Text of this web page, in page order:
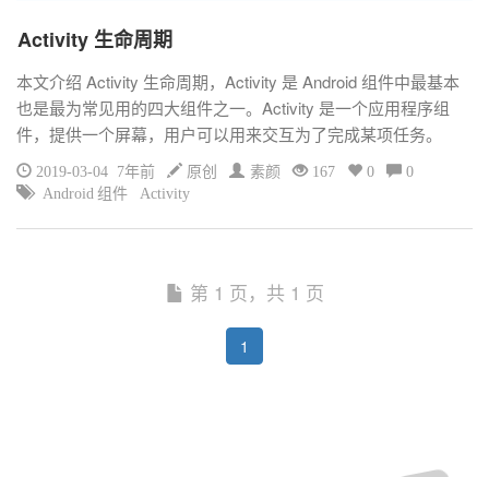
Activity 生命周期
本文介绍 Activity 生命周期，Activity 是 Android 组件中最基本
也是最为常见用的四大组件之一。Activity 是一个应用程序组
件，提供一个屏幕，用户可以用来交互为了完成某项任务。
2019-03-04 7年前 原创 素颜 167 0
0
Android 组件
Activity
第 1 页，共 1 页
1